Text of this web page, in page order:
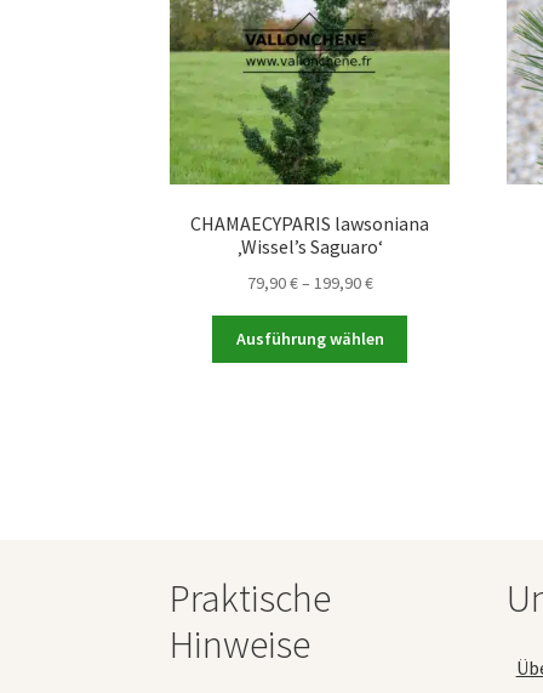
CHAMAECYPARIS lawsoniana
‚Wissel’s Saguaro‘
79,90€– 199,90€Preisspanne:
bis
199,90 €
Ausführung wählen
Praktische
Hinweise